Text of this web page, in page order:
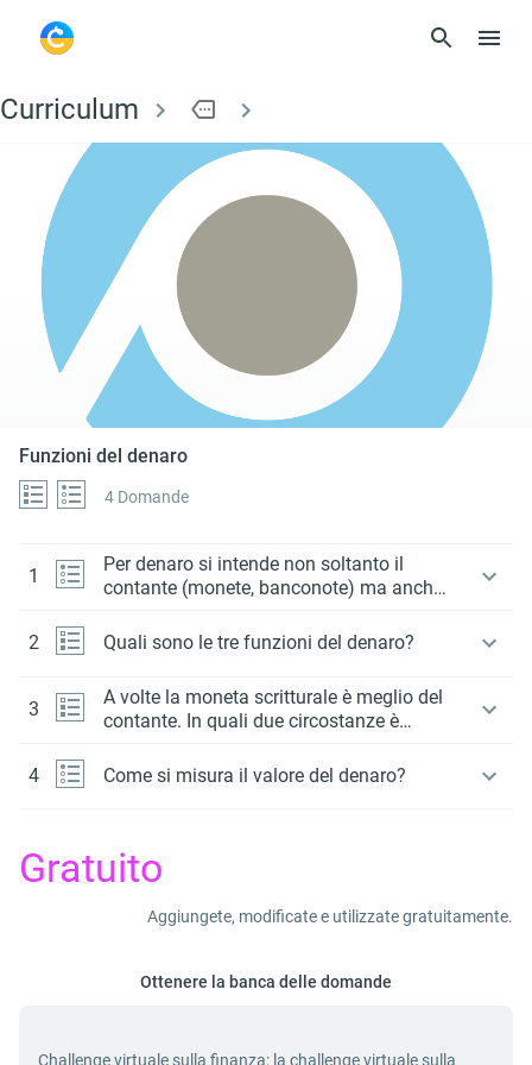
Curriculum more
Funzioni del denaro
4 Domande
1
Per denaro si intende non soltanto il
contante (monete, banconote) ma anche
scritturale?
2 Quali sono le tre funzioni del denaro?
3
A volte la moneta scritturale è meglio del
contante. In quali due circostanze è
4
Come si misura il valore del denaro?
Gratuito
Aggiungete, modificate e utilizzate gratuitamente.
Ottenere la banca delle domande
Challenge virtuale sulla finanza: la challenge virtuale sulla